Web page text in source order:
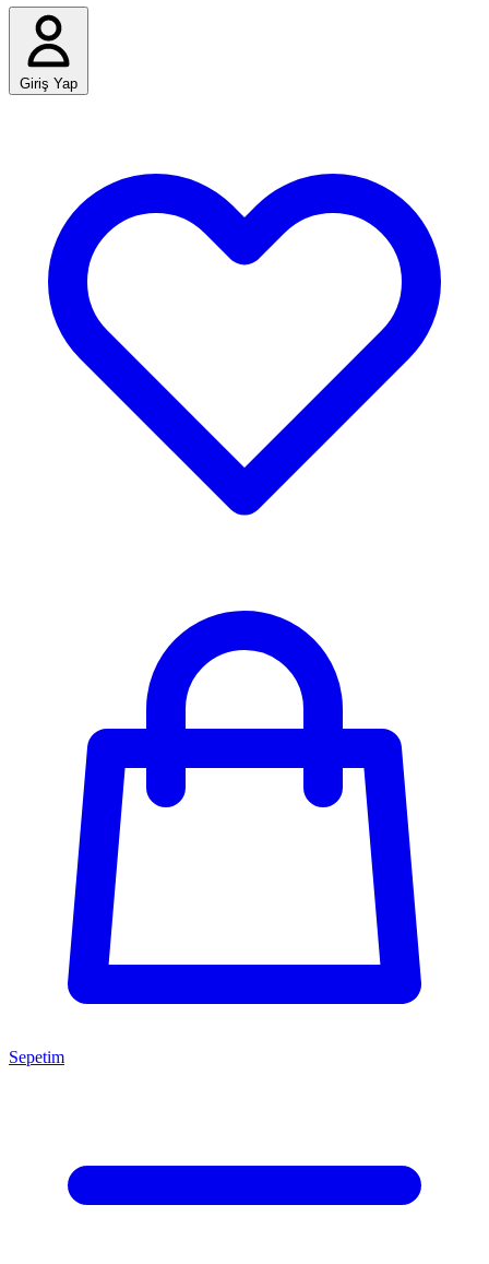
Giriş Yap
Sepetim